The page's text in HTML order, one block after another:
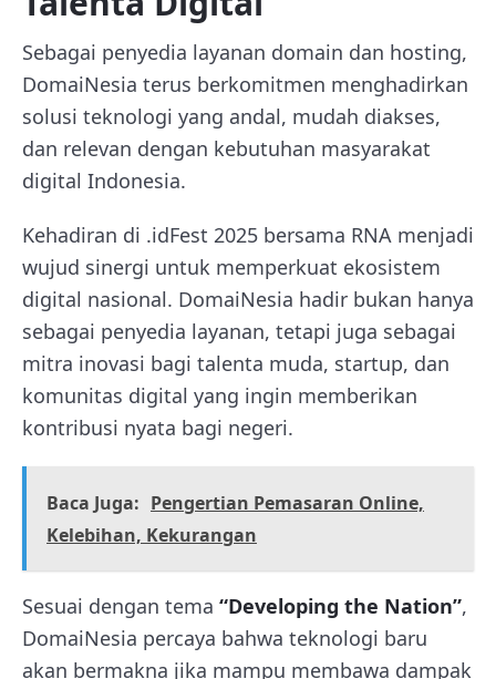
Sebagai penyedia layanan domain dan hosting,
DomaiNesia terus berkomitmen menghadirkan
solusi teknologi yang andal, mudah diakses,
dan relevan dengan kebutuhan masyarakat
digital Indonesia.
Kehadiran di .idFest 2025 bersama RNA menjadi
wujud sinergi untuk memperkuat ekosistem
digital nasional. DomaiNesia hadir bukan hanya
sebagai penyedia layanan, tetapi juga sebagai
mitra inovasi bagi talenta muda, startup, dan
komunitas digital yang ingin memberikan
kontribusi nyata bagi negeri.
Baca Juga: Pengertian Pemasaran Online,
Kelebihan, Kekurangan
Sesuai dengan tema “Developing the Nation”,
DomaiNesia percaya bahwa teknologi baru
akan bermakna jika mampu membawa dampak